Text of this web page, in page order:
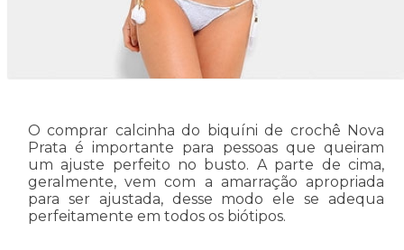
O comprar calcinha do biquíni de crochê Nova
Prata é importante para pessoas que queiram
um ajuste perfeito no busto. A parte de cima,
geralmente, vem com a amarração apropriada
para ser ajustada, desse modo ele se adequa
perfeitamente em todos os biótipos.